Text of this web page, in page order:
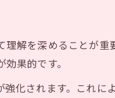
解を深めることが重
果的です。
化されます。これに